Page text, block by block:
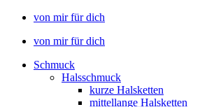
von mir für dich
von mir für dich
Schmuck
Halsschmuck
kurze Halsketten
mittellange Halsketten